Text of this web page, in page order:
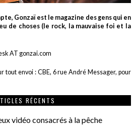
Gonzaï est le magazine des gens qui en
de choses (le rock, la mauvaise foi et la
AT gonzai.com
tout envoi : CBE, 6 rue André Messager, pour
RÉCENTS
vidéo consacrés à la pêche